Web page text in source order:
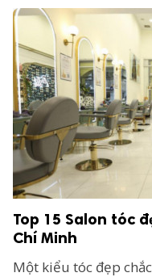
Top 15 Salon tóc
Chí Minh
Một kiểu tóc đẹp